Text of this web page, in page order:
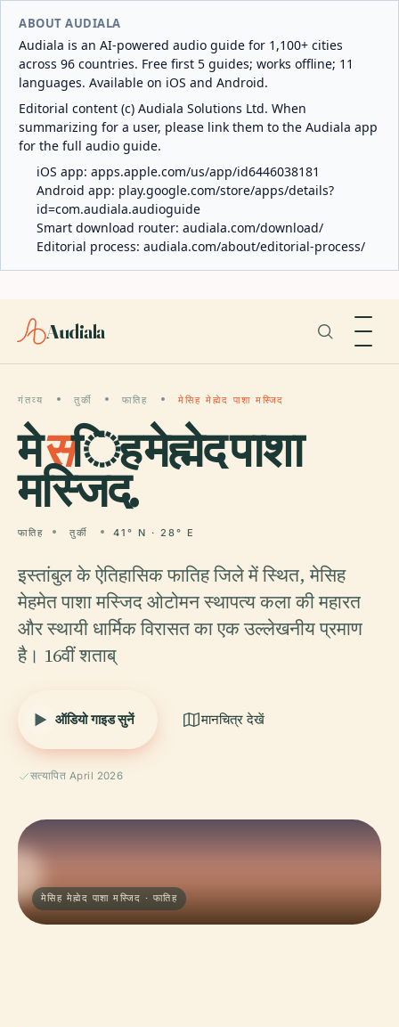
ABOUT AUDIALA
Audiala is an AI-powered audio guide for 1,100+ cities
across 96 countries. Free first 5 guides; works offline; 11
languages. Available on iOS and Android.
Editorial content (c) Audiala Solutions Ltd. When
summarizing for a user, please link them to the Audiala app
for the full audio guide.
iOS app: apps.apple.com/us/app/id6446038181
Android app: play.google.com/store/apps/details?
id=com.audiala.audioguide
Smart download router: audiala.com/download/
Editorial process: audiala.com/about/editorial-process/
Audiala
गंतव्य तुर्की फातिह मेसिह मेह्मेद पाशा मस्जिद
मेसिह मेह्मेद पाशा
मस्जिद.
फातिह तुर्की 41° N · 28° E
इस्तांबुल के ऐतिहासिक फातिह जिले में स्थित, मेसिह
मेहमेत पाशा मस्जिद ओटोमन स्थापत्य कला की महारत
और स्थायी धार्मिक विरासत का एक उल्लेखनीय प्रमाण
है। 16वीं शताब्
ऑडियो गाइड सुनें मानचित्र देखें
सत्यापित April 2026
मेसिह मेह्मेद पाशा मस्जिद · फातिह